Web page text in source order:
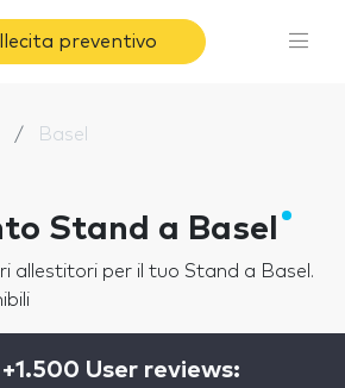
preventivo
Basel
Stand a Basel
allestitori per il tuo Stand a Basel.
+1.500 User reviews: